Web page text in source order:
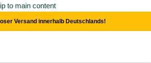
to main content
Versand innerhalb Deutschlands!